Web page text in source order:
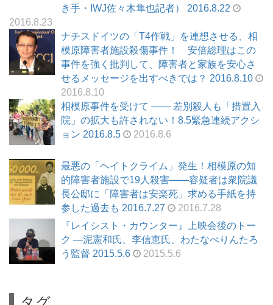
き手・IWJ佐々木隼也記者） 2016.8.22
2016.8.23
ナチスドイツの「T4作戦」を連想させる、相
模原障害者施設殺傷事件！ 安倍総理はこの
事件を強く批判して、障害者と家族を安心さ
せるメッセージを出すべきでは？ 2016.8.10
2016.8.10
相模原事件を受けて ―― 差別殺人も「措置入
院」の拡大も許されない！8.5緊急連続アクシ
ョン 2016.8.5
2016.8.6
最悪の「ヘイトクライム」発生！相模原の知
的障害者施設で19人殺害——容疑者は衆院議
長公邸に「障害者は安楽死」求める手紙を持
参した過去も 2016.7.27
2016.7.28
『レイシスト・カウンター』上映会後のトー
ク ―泥憲和氏、李信恵氏、わたなべりんたろ
う監督 2015.5.6
2015.5.6